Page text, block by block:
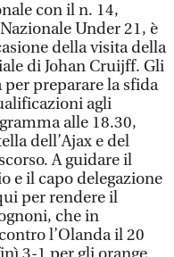
con il n. 14,
Under 21, è
della visita della
di Johan Cruijff. Gli
preparare la sfida
agli
alle 18.30,
dell’Ajax e del
A guidare il
e il capo delegazione
per rendere il
che in
l’Olanda il 20